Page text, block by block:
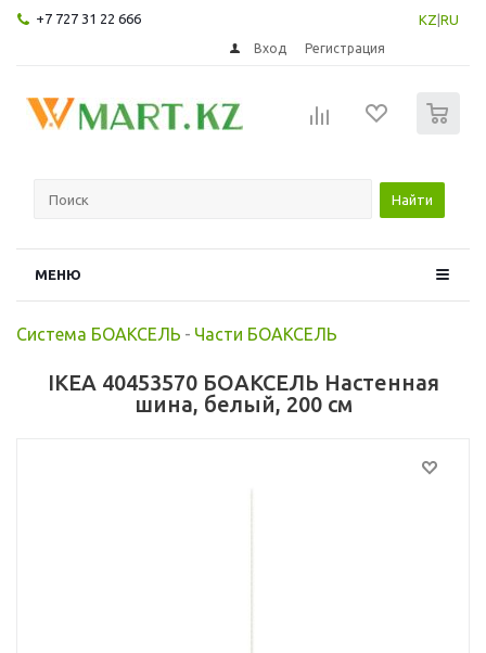
+7 727 31 22 666 KZ RU
Вход Регистрация
Найти
МЕНЮ
Система БОАКСЕЛЬ - Части БОАКСЕЛЬ
IKEA 40453570 БОАКСЕЛЬ Настенная
шина, белый, 200 см